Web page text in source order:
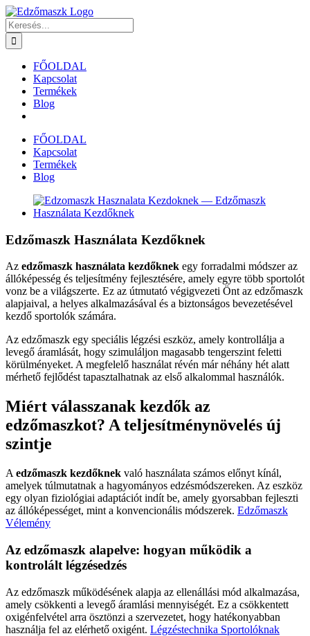
Kihagyás
Keresés...
FŐOLDAL
Kapcsolat
Termékek
Blog
FŐOLDAL
Kapcsolat
Termékek
Blog
View
Larger
Edzőmaszk Használata Kezdőknek
Az edzőmaszk használata kezdőknek egy forradalmi módszer az
állóképesség és teljesítmény fejlesztésére, amely egyre több sportolót
vonz be a világszerte. Ez az útmutató végigvezeti Önt az edzőmaszk
alapjaival, a helyes alkalmazásával és a biztonságos bevezetésével
kezdő sportolók számára.
Az edzőmaszk egy speciális légzési eszköz, amely kontrollálja a
levegő áramlását, hogy szimuláljon magasabb tengerszint feletti
körülményeket. A megfelelő használat révén már néhány hét alatt
mérhető fejlődést tapasztalhatnak az első alkalommal használók.
Miért válasszanak kezdők az
edzőmaszkot? A teljesítménynövelés új
szintje
A edzőmaszk kezdőknek való használata számos előnyt kínál,
amelyek túlmutatnak a hagyományos edzésmódszereken. Az eszköz
egy olyan fiziológiai adaptációt indít be, amely gyorsabban fejleszti
az állóképességet, mint a konvencionális módszerek. Edzőmaszk
Vélemény
Az edzőmaszk alapelve: hogyan működik a
kontrolált légzésedzés
Az edzőmaszk működésének alapja az ellenállási mód alkalmazása,
amely csökkenti a levegő áramlási mennyiségét. Ez a csökkentett
oxigénfelvétel arra ösztönzi a szervezetet, hogy hatékonyabban
használja fel az elérhető oxigént. Légzéstechnika Sportolóknak